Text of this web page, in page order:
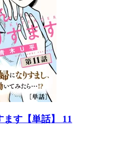
ます【単話】 11